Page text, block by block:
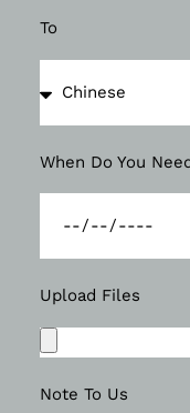
To
When Do You
Upload Files
Note To Us